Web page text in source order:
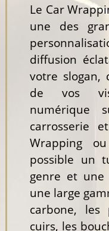
Le Car
une des
diffusion
votre slogan,
de vos
carrosserie
Wrapping
possible un
genre et une
une large
carbone, les
cuirs, les